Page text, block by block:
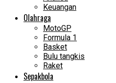
Keuangan
Olahraga
MotoGP
Formula 1
Basket
Bulu tangkis
Raket
Sepakbola